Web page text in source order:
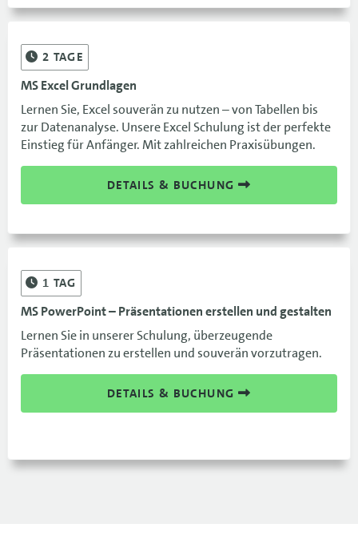
2 TAGE
MS Excel Grundlagen
Lernen Sie, Excel souverän zu nutzen – von Tabellen bis
zur Datenanalyse. Unsere Excel Schulung ist der perfekte
Einstieg für Anfänger. Mit zahlreichen Praxisübungen.
DETAILS & BUCHUNG
1 TAG
MS PowerPoint – Präsentationen erstellen und gestalten
Lernen Sie in unserer Schulung, überzeugende
Präsentationen zu erstellen und souverän vorzutragen.
DETAILS & BUCHUNG